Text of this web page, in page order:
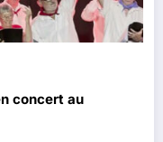
concert au